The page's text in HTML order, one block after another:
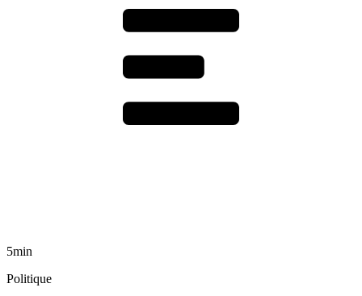
5min
Politique